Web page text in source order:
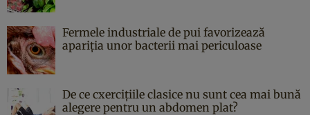
Fermele industriale de pui favorizează
apariția unor bacterii mai periculoase
De ce cxercițiile clasice nu sunt cea mai bună
alegere pentru un abdomen plat?